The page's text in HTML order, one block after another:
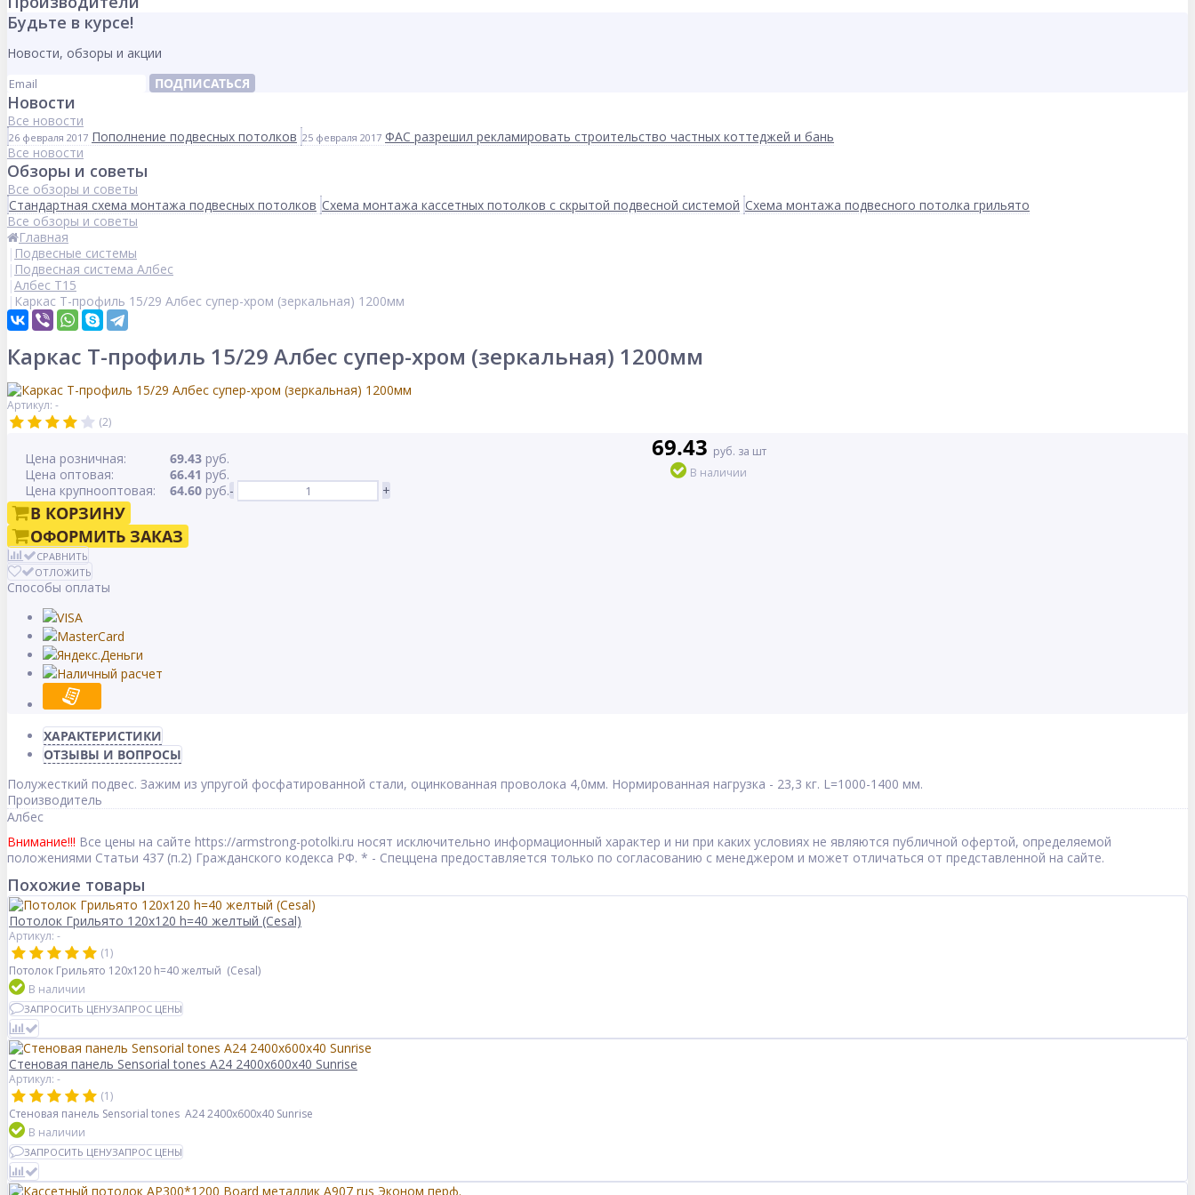
Будьте в курсе!
Новости, обзоры и акции
ПОДПИСАТЬСЯ
Новости
Все новости
26 февраля 2017 Пополнение подвесных потолков 25 февраля 2017 ФАС разрешил рекламировать строительство частных коттеджей и бань
Все новости
Обзоры и советы
Все обзоры и советы
Стандартная схема монтажа подвесных потолков Схема монтажа кассетных потолков с скрытой подвесной системой Схема монтажа подвесного потолка грильято
Все обзоры и советы
Главная
Подвесные системы
Подвесная система Албес
Албес T15
Каркас Т-профиль 15/29 Албес супер-хром (зеркальная) 1200мм
Каркас Т-профиль 15/29 Албес супер-хром (зеркальная) 1200мм
Артикул: -
(2)
Цена розничная: 69.43 руб.
Цена оптовая:
66.41 руб.
Цена крупнооптовая:
64.60 руб.
69.43 руб. за шт
В наличии
- +
В КОРЗИНУ
ОФОРМИТЬ ЗАКАЗ
СРАВНИТЬ
ОТЛОЖИТЬ
Способы оплаты
ХАРАКТЕРИСТИКИ
ОТЗЫВЫ И ВОПРОСЫ
Полужесткий подвес. Зажим из упругой фосфатированной стали, оцинкованная проволока 4,0мм. Нормированная нагрузка - 23,3 кг. L=1000-1400 мм.
Производитель
Албес
Внимание!!! Все цены на сайте https://armstrong-potolki.ru носят исключительно информационный характер и ни при каких условиях не являются публичной офертой, определяемой
положениями Статьи 437 (п.2) Гражданского кодекса РФ. * - Спеццена предоставляется только по согласованию с менеджером и может отличаться от представленной на сайте.
Похожие товары
Потолок Грильято 120x120 h=40 желтый (Cesal)
Артикул: -
(1)
Потолок Грильято 120x120 h=40 желтый (Cesal)
В наличии
ЗАПРОСИТЬ ЦЕНУЗАПРОС ЦЕНЫ
Стеновая панель Sensorial tones A24 2400x600x40 Sunrise
Артикул: -
(1)
Стеновая панель Sensorial tones A24 2400x600x40 Sunrise
В наличии
ЗАПРОСИТЬ ЦЕНУЗАПРОС ЦЕНЫ